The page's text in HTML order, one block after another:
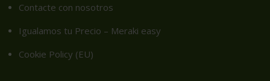
Contacte con nosotros
Igualamos tu Precio – Meraki easy
Cookie Policy (EU)